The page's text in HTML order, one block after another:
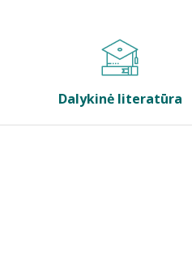
Dalykinė literatūra